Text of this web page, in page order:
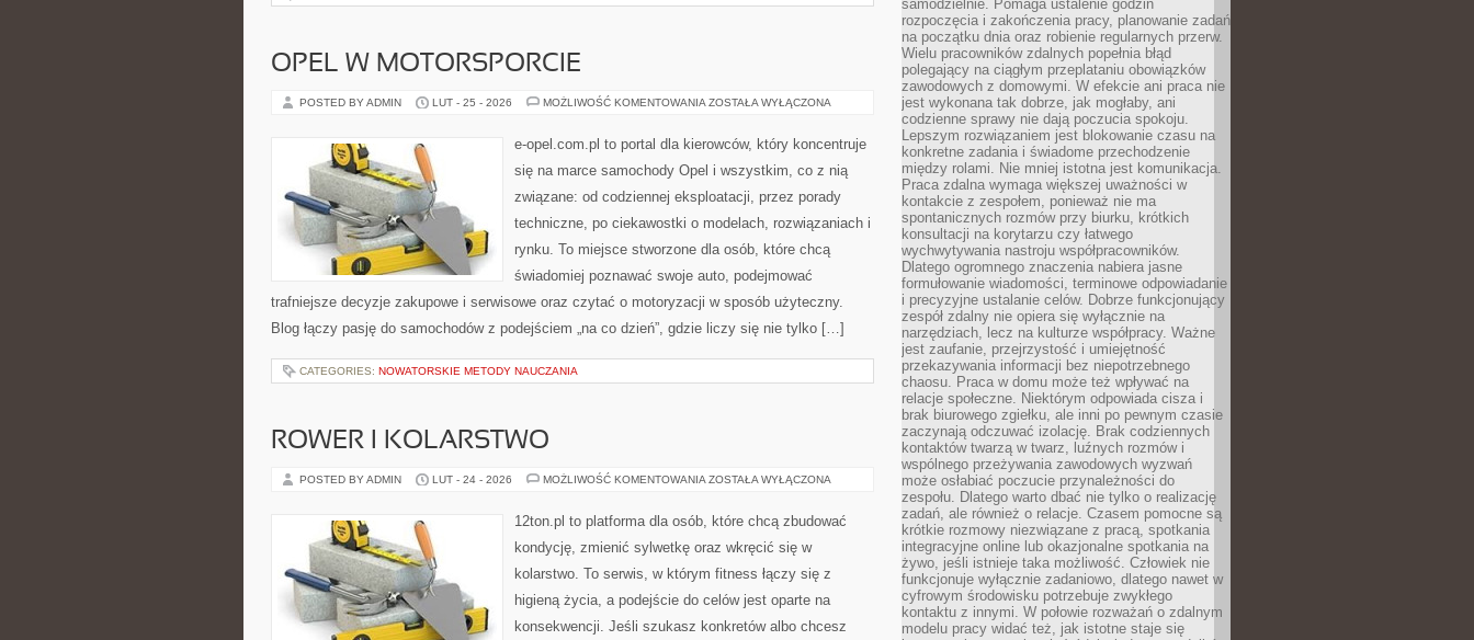
OPEL W MOTORSPORCIE
POSTED BY ADMIN LUT - 25 - 2026 MOŻLIWOŚĆ KOMENTOWANIA OPEL
ZOSTAŁA WYŁĄCZONA
e-opel.com.pl to portal dla kierowców, który koncentruje
się na marce samochody Opel i wszystkim, co z nią
związane: od codziennej eksploatacji, przez porady
techniczne, po ciekawostki o modelach, rozwiązaniach i
rynku. To miejsce stworzone dla osób, które chcą
świadomiej poznawać swoje auto, podejmować
trafniejsze decyzje zakupowe i serwisowe oraz czytać o motoryzacji w sposób użyteczny.
Blog łączy pasję do samochodów z podejściem „na co dzień”, gdzie liczy się nie tylko […]
CATEGORIES: NOWATORSKIE METODY NAUCZANIA
ROWER I KOLARSTWO
POSTED BY ADMIN LUT - 24 - 2026 MOŻLIWOŚĆ KOMENTOWANIA ROWER
ZOSTAŁA WYŁĄCZONA
12ton.pl to platforma dla osób, które chcą zbudować
kondycję, zmienić sylwetkę oraz wkręcić się w
kolarstwo. To serwis, w którym fitness łączy się z
higieną życia, a podejście do celów jest oparte na
konsekwencji. Jeśli szukasz konkretów albo chcesz
samodzielnie. Pomaga ustalenie godzin
rozpoczęcia i zakończenia pracy, planowanie zadań
na początku dnia oraz robienie regularnych przerw.
Wielu pracowników zdalnych popełnia błąd
polegający na ciągłym przeplataniu obowiązków
zawodowych z domowymi. W efekcie ani praca nie
jest wykonana tak dobrze, jak mogłaby, ani
codzienne sprawy nie dają poczucia spokoju.
Lepszym rozwiązaniem jest blokowanie czasu na
konkretne zadania i świadome przechodzenie
między rolami. Nie mniej istotna jest komunikacja.
Praca zdalna wymaga większej uważności w
kontakcie z zespołem, ponieważ nie ma
spontanicznych rozmów przy biurku, krótkich
konsultacji na korytarzu czy łatwego
wychwytywania nastroju współpracowników.
Dlatego ogromnego znaczenia nabiera jasne
formułowanie wiadomości, terminowe odpowiadanie
i precyzyjne ustalanie celów. Dobrze funkcjonujący
zespół zdalny nie opiera się wyłącznie na
narzędziach, lecz na kulturze współpracy. Ważne
jest zaufanie, przejrzystość i umiejętność
przekazywania informacji bez niepotrzebnego
chaosu. Praca w domu może też wpływać na
relacje społeczne. Niektórym odpowiada cisza i
brak biurowego zgiełku, ale inni po pewnym czasie
zaczynają odczuwać izolację. Brak codziennych
kontaktów twarzą w twarz, luźnych rozmów i
wspólnego przeżywania zawodowych wyzwań
może osłabiać poczucie przynależności do
zespołu. Dlatego warto dbać nie tylko o realizację
zadań, ale również o relacje. Czasem pomocne są
krótkie rozmowy niezwiązane z pracą, spotkania
integracyjne online lub okazjonalne spotkania na
żywo, jeśli istnieje taka możliwość. Człowiek nie
funkcjonuje wyłącznie zadaniowo, dlatego nawet w
cyfrowym środowisku potrzebuje zwykłego
kontaktu z innymi. W połowie rozważań o zdalnym
modelu pracy widać też, jak istotne staje się